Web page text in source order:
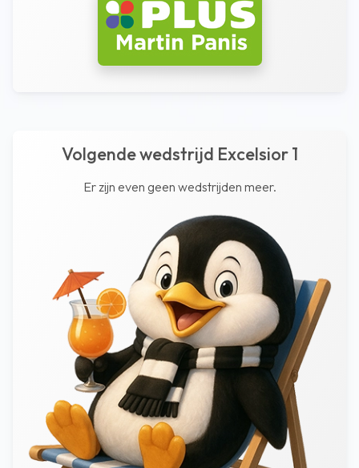
Volgende wedstrijd Excelsior 1
Er zijn even geen wedstrijden meer.